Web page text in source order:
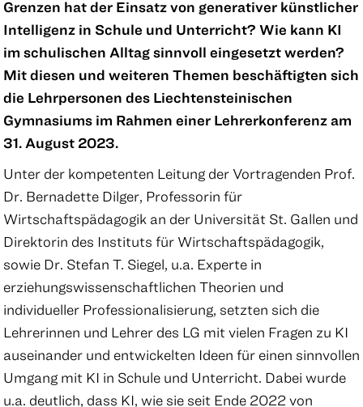
Grenzen hat der Einsatz von generativer künstlicher
Intelligenz in Schule und Unterricht? Wie kann KI
im schulischen Alltag sinnvoll eingesetzt werden?
Mit diesen und weiteren Themen beschäftigten sich
die Lehrpersonen des Liechtensteinischen
Gymnasiums im Rahmen einer Lehrerkonferenz am
31. August 2023.
Unter der kompetenten Leitung der Vortragenden Prof.
Dr. Bernadette Dilger, Professorin für
Wirtschaftspädagogik an der Universität St. Gallen und
Direktorin des Instituts für Wirtschaftspädagogik,
sowie Dr. Stefan T. Siegel, u.a. Experte in
erziehungswissenschaftlichen Theorien und
individueller Professionalisierung, setzten sich die
Lehrerinnen und Lehrer des LG mit vielen Fragen zu KI
auseinander und entwickelten Ideen für einen sinnvollen
Umgang mit KI in Schule und Unterricht. Dabei wurde
u.a. deutlich, dass KI, wie sie seit Ende 2022 von